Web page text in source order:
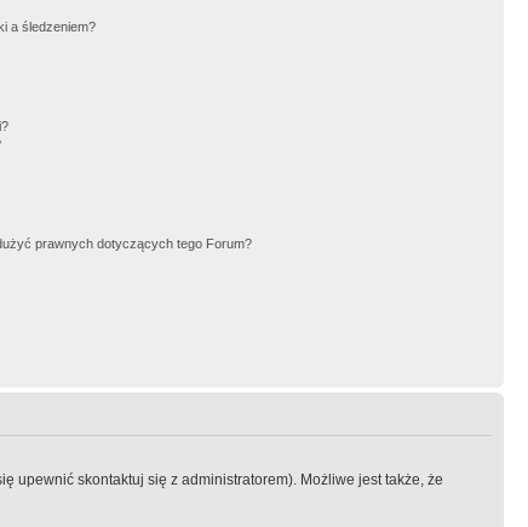
a śledzeniem?
prawnych dotyczących tego Forum?
upewnić skontaktuj się z administratorem). Możliwe jest także, że